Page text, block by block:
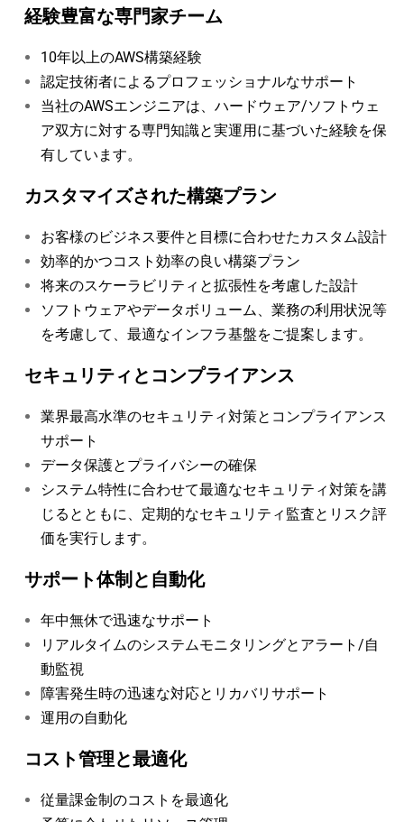
経験豊富な専門家チーム
10年以上のAWS構築経験
認定技術者によるプロフェッショナルなサポート
当社のAWSエンジニアは、ハードウェア/ソフトウェ
ア双方に対する専門知識と実運用に基づいた経験を保
有しています。
カスタマイズされた構築プラン
お客様のビジネス要件と目標に合わせたカスタム設計
効率的かつコスト効率の良い構築プラン
将来のスケーラビリティと拡張性を考慮した設計
ソフトウェアやデータボリューム、業務の利用状況等
を考慮して、最適なインフラ基盤をご提案します。
セキュリティとコンプライアンス
業界最高水準のセキュリティ対策とコンプライアンス
サポート
データ保護とプライバシーの確保
システム特性に合わせて最適なセキュリティ対策を講
じるとともに、定期的なセキュリティ監査とリスク評
価を実行します。
サポート体制と自動化
年中無休で迅速なサポート
リアルタイムのシステムモニタリングとアラート/自
動監視
障害発生時の迅速な対応とリカバリサポート
運用の自動化
コスト管理と最適化
従量課金制のコストを最適化